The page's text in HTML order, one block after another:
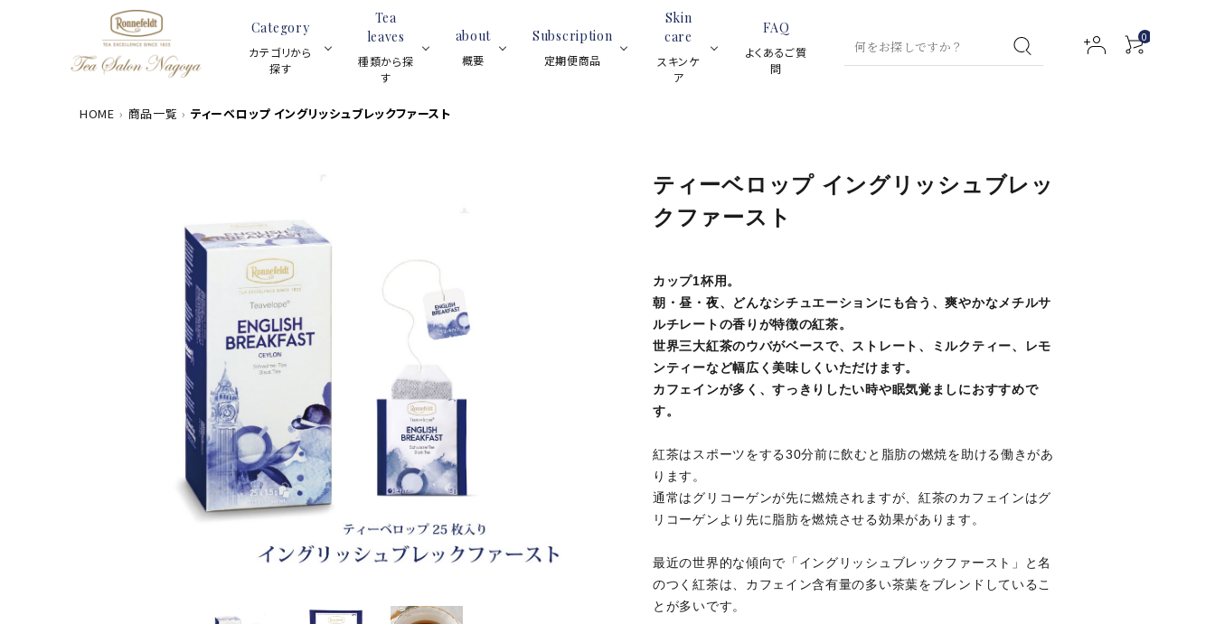
Category
カテゴリから
探す
プチギフト
Tea
leaves
種類から探
す
フルーツハーブティ
ー
（デトックス用）
アイスティー チャイ マタニティ
ノンカフェイン
シーズンティー
about
概要
ロンネフェ
ルトの魅力
と歴史
Subscription
定期便商品
ブラックテ
フレーバー
ティー
グリーンテ
ィー
ハーブティ
ー
ィー
ティー
ス用）
ノンカフェ
シーズンテ
Skin
care
スキンケ
ア
スキ
ンケ
ア全
ハン
ハン
ネイ
ルオ
イル
ネイ
ルセ
ラム
ブリ
スプ
ネイ
ルフ
ァイ
ケア
グッ
ズ
FAQ
よくあるご質
問
0
person 新規会員登録
カテゴリーから探す
HOME 商品一覧 ティーベロップ イングリッシュブレックファースト
ティーベロップ イングリッシュブレッ
クファースト
カップ1杯用。
朝・昼・夜、どんなシチュエーションにも合う、爽やかなメチルサ
ルチレートの香りが特徴の紅茶。
世界三大紅茶のウバがベースで、ストレート、ミルクティー、レモ
ンティーなど幅広く美味しくいただけます。
カフェインが多く、すっきりしたい時や眠気覚ましにおすすめで
す。
紅茶はスポーツをする30分前に飲むと脂肪の燃焼を助ける働きがあ
ります。
通常はグリコーゲンが先に燃焼されますが、紅茶のカフェインはグ
リコーゲンより先に脂肪を燃焼させる効果があります。
最近の世界的な傾向で「イングリッシュブレックファースト」と名
のつく紅茶は、カフェイン含有量の多い茶葉をブレンドしているこ
とが多いです。